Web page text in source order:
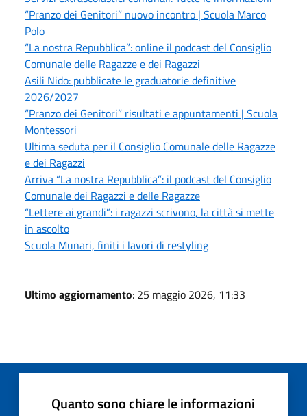
“Pranzo dei Genitori” nuovo incontro | Scuola Marco
Polo
“La nostra Repubblica”: online il podcast del Consiglio
Comunale delle Ragazze e dei Ragazzi
Asili Nido: pubblicate le graduatorie definitive
2026/2027
“Pranzo dei Genitori” risultati e appuntamenti | Scuola
Montessori
Ultima seduta per il Consiglio Comunale delle Ragazze
e dei Ragazzi
Arriva “La nostra Repubblica”: il podcast del Consiglio
Comunale dei Ragazzi e delle Ragazze
“Lettere ai grandi”: i ragazzi scrivono, la città si mette
in ascolto
Scuola Munari, finiti i lavori di restyling
Ultimo aggiornamento: 25 maggio 2026, 11:33
Quanto sono chiare le informazioni